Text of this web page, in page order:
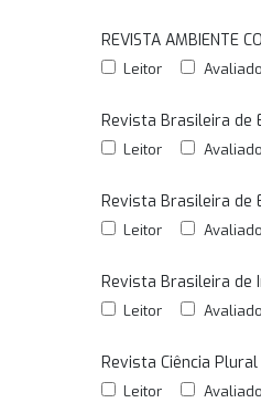
REVISTA AMBIENTE
Leitor
Revista Brasileira de
Leitor
Revista Brasileira de
Leitor
Revista Brasileira de
Leitor
Revista Ciência Plural
Leitor